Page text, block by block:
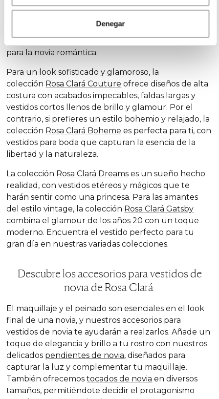
Denegar
Descubre nuestras exclusivas colecciones de
personalidad: la colecciónRosa Clará Soft
por su elegancia sutil y detalles delicados, ideales
para la novia romántica.
Para un look sofisticado y glamoroso, la
colección Rosa Clará Couture ofrece diseños de alta
costura con acabados impecables, faldas largas y
vestidos cortos llenos de brillo y glamour. Por el
contrario, si prefieres un estilo bohemio y relajado, la
colección Rosa Clará Boheme es perfecta para ti, con
vestidos para boda que capturan la esencia de la
libertad y la naturaleza.
La colección Rosa Clará Dreams es un sueño hecho
realidad, con vestidos etéreos y mágicos que te
harán sentir como una princesa. Para las amantes
del estilo vintage, la colección Rosa Clará Gatsby
combina el glamour de los años 20 con un toque
moderno. Encuentra el vestido perfecto para tu
gran día en nuestras variadas colecciones.
Descubre los accesorios para vestidos de
novia de Rosa Clará
El maquillaje y el peinado son esenciales en el look
final de una novia, y nuestros accesorios para
vestidos de novia te ayudarán a realzarlos. Añade un
toque de elegancia y brillo a tu rostro con nuestros
delicados pendientes de novia, diseñados para
capturar la luz y complementar tu maquillaje.
También ofrecemostocados de novia en diversos
tamaños, permitiéndote decidir el protagonismo